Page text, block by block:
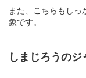
また、こちらもし
象です。
しまじろうの